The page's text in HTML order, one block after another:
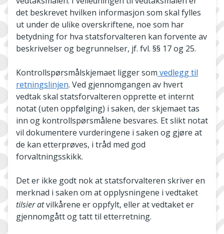
det beskrevet hvilken informasjon som skal fylles
ut under de ulike overskriftene, noe som har
betydning for hva statsforvalteren kan forvente av
beskrivelser og begrunnelser, jf. fvl. §§ 17 og 25.
Kontrollspørsmålskjemaet ligger som vedlegg til
retningslinjen. Ved gjennomgangen av hvert
vedtak skal statsforvalteren opprette et internt
notat (uten oppfølging) i saken, der skjemaet tas
inn og kontrollspørsmålene besvares. Et slikt notat
vil dokumentere vurderingene i saken og gjøre at
de kan etterprøves, i tråd med god
forvaltningsskikk.
Det er ikke godt nok at statsforvalteren skriver en
merknad i saken om at opplysningene i vedtaket
tilsier atvilkårene er oppfylt, eller at vedtaket er
gjennomgått og tatt til etterretning.